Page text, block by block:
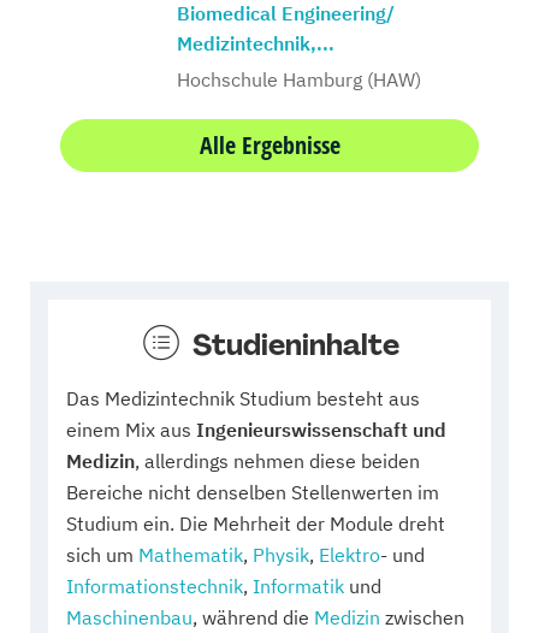
Biomedical Engineering/
Medizintechnik,...
Hochschule Hamburg (HAW)
Alle Ergebnisse
Studieninhalte
Das Medizintechnik Studium besteht aus
einem Mix aus Ingenieurswissenschaft und
Medizin, allerdings nehmen diese beiden
Bereiche nicht denselben Stellenwerten im
Studium ein. Die Mehrheit der Module dreht
sich um Mathematik, Physik, Elektro- und
Informationstechnik, Informatik und
Maschinenbau, während die Medizin zwischen